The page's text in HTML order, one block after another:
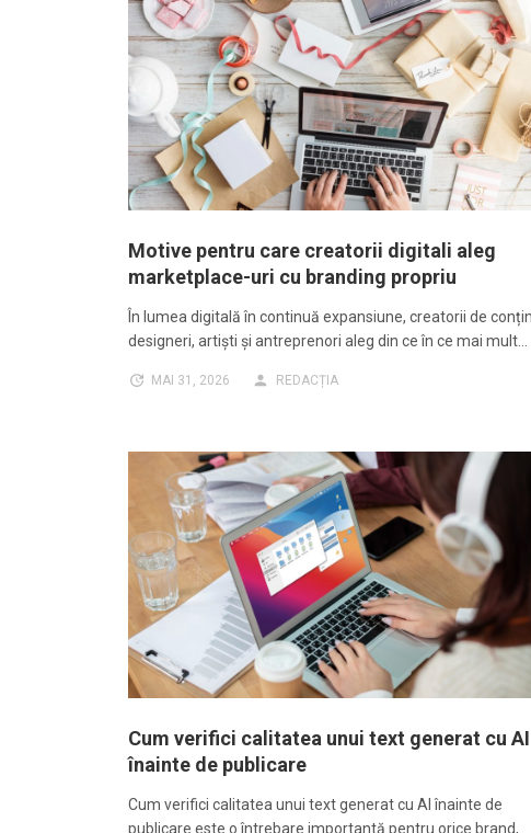
Motive pentru care creatorii digitali aleg
marketplace-uri cu branding propriu
În lumea digitală în continuă expansiune, creatorii de
designeri, artiști și antreprenori aleg din ce în ce mai mult…
MAI 31, 2026 REDACȚIA
Cum verifici calitatea unui text generat cu AI
înainte de publicare
Cum verifici calitatea unui text generat cu AI înainte de
publicare este o întrebare importantă pentru orice brand,